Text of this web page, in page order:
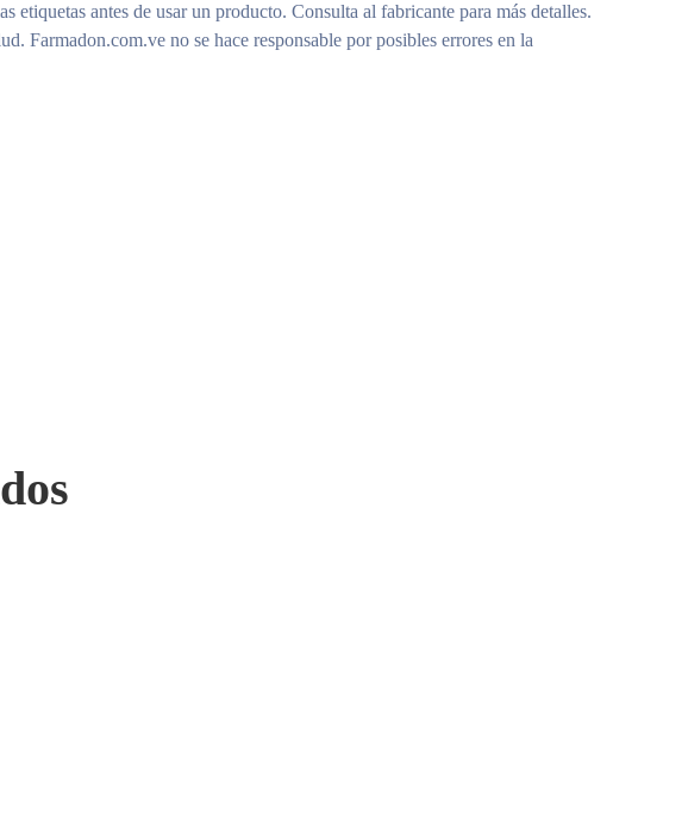
etiquetas antes de usar un producto. Consulta al fabricante para más detalles.
Farmadon.com.ve no se hace responsable por posibles errores en la